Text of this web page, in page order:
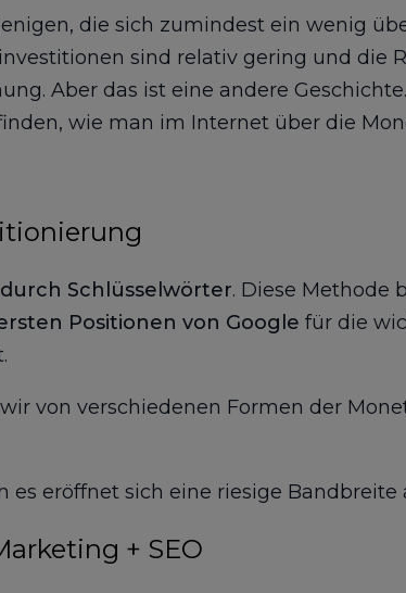
die sich zumindest ein wenig
sind relativ gering und die
Aber das ist eine andere
wie man im Internet über die
Schlüsselwörter. Diese Methode
Positionen von Google für die
von verschiedenen Formen der
es eröffnet sich eine riesige Bandbreite
+ SEO